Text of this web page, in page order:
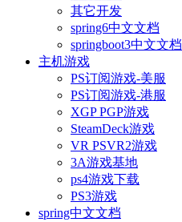
其它开发
spring6中文文档
springboot3中文文档
主机游戏
PS订阅游戏-美服
PS订阅游戏-港服
XGP PGP游戏
SteamDeck游戏
VR PSVR2游戏
3A游戏基地
ps4游戏下载
PS3游戏
spring中文文档